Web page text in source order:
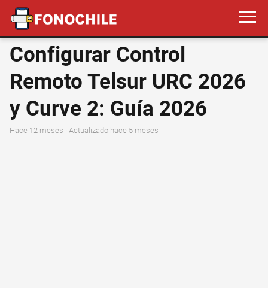
Configurar Control
Remoto Telsur URC 2026
y Curve 2: Guía 2026
hace 12 meses · Actualizado hace 5 meses